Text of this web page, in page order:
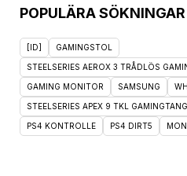
POPULÄRA SÖKNINGAR
[ID] GAMINGSTOL
STEELSERIES AEROX 3 TRÅDLÖS
GAMING MONITOR SAMSUNG
STEELSERIES APEX 9 TKL
PS4 KONTROLLE PS4 DIRT5